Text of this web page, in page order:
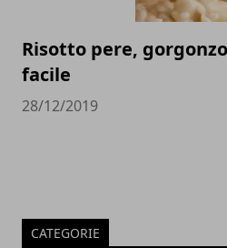
Risotto pere,
facile
28/12/2019
CATEGORIE